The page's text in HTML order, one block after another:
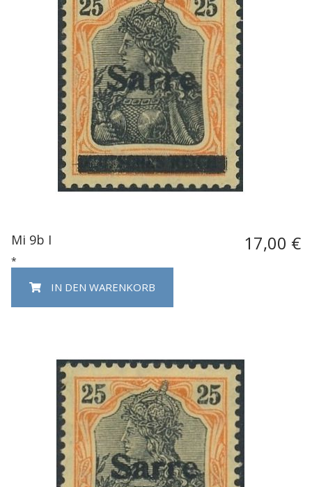
Mi 9b I 17,00 €
*
IN DEN WARENKORB